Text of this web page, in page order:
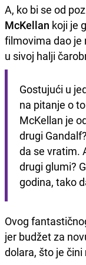
A, ko bi se od
McKellan koji je
filmovima dao je
u sivoj halji
Gostujući u
na pitanje o
McKellan je
drugi
da se vratim.
drugi glumi?
godina, tako
Ovog
jer budžet za
dolara, što je čini